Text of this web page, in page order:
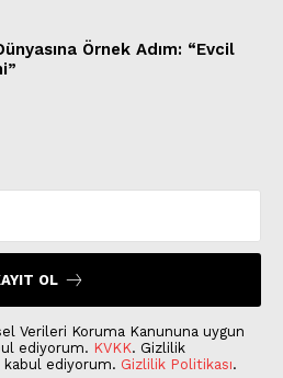
Örnek Adım: “Evcil
OL
Verileri Koruma Kanununa uygun
ediyorum. KVKK. Gizlilik
kabul ediyorum. Gizlilik Politikası.